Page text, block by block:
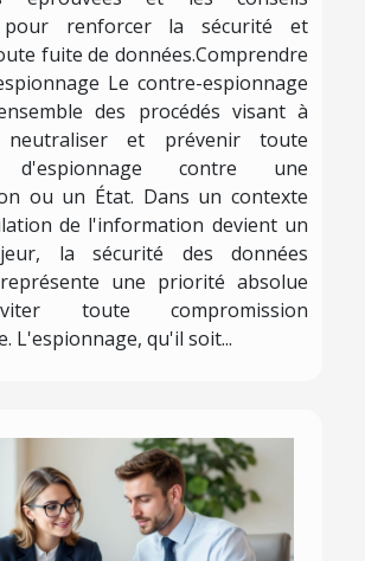
pour renforcer la sécurité et
fuite de données.Comprendre
Le contre-espionnage
des procédés visant à
neutraliser et prévenir toute
d'espionnage contre une
ou un État. Dans un contexte
de l'information devient un
la sécurité des données
une priorité absolue
toute compromission
L'espionnage, qu'il soit...